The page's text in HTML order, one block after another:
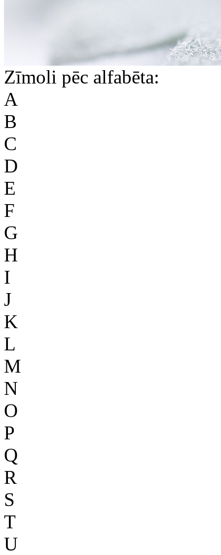
Zīmoli pēc alfabēta:
A
B
C
D
E
F
G
H
I
J
K
L
M
N
O
P
Q
R
S
T
U